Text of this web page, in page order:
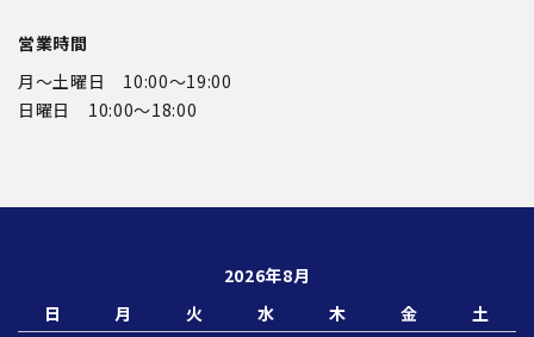
営業時間
月〜土曜日 10:00～19:00
日曜日 10:00〜18:00
2026年8月
日
月 火 水 木 金
土